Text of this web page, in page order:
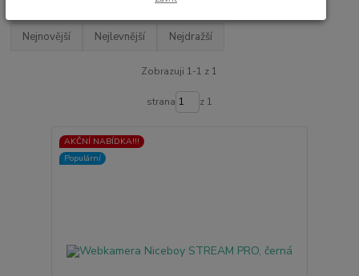
Nejnovější Nejlevnější Nejdražší
Zobrazuji 1-1 z 1
strana z 1
AKČNÍ NABÍDKA!!!
Populární